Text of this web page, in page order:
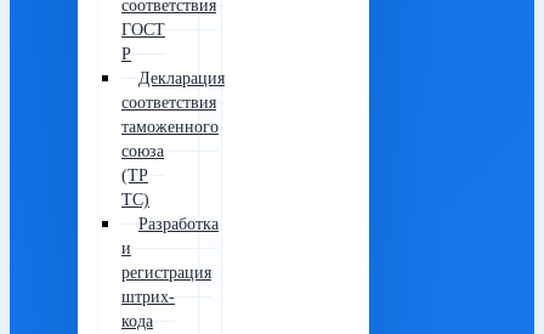
соответствия
ГОСТ
Р
Декларация
соответствия
таможенного
союза
(ТР
ТС)
Разработка
и
регистрация
штрих-
кода